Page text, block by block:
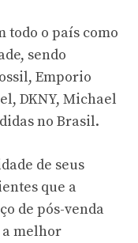
todo o país como
sendo
Emporio
DKNY, Michael
no Brasil.
de seus
que a
de pós-venda
melhor